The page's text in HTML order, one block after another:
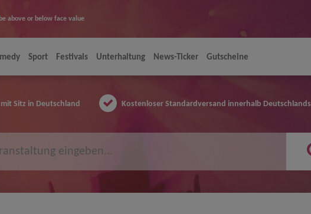
above or below face value
Sport Festivals Unterhaltung News-Ticker Gutscheine
Sitz in Deutschland Kostenloser Standardversand innerhalb Deutschlands